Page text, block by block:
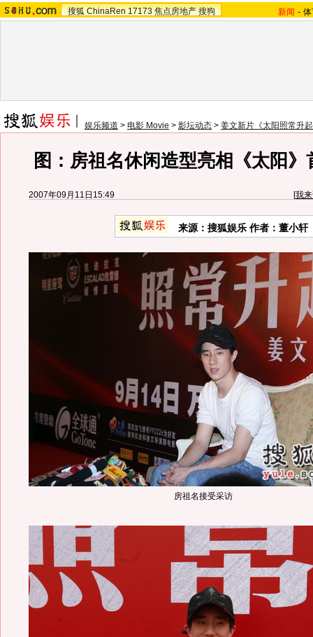
搜狐 ChinaRen 17173 焦点房地产 搜狗 新闻 -
娱乐频道 > 电影 Movie > 影坛动态 > 姜文新片《太阳照常升
图：房祖名休闲造型亮相《太阳》
2007年09月11日15:49 [我
来源：搜狐娱乐 作者：董小轩
房祖名接受采访